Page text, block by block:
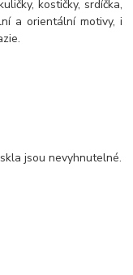
kostičky, srdíčka,
a orientální motivy, i
jsou nevyhnutelné.